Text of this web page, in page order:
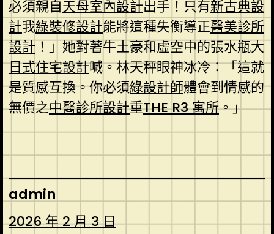
必須親自天母室內設計出手！只有新古典設
計我綠裝修設計能將這種失衡導正醫美診所
設計！」她對著牛土豪和虛空中的張水瓶大
日式住宅設計喊。林天秤眼神冰冷：「這就
是質感互換。你必須綠設計師體會到情感的
無價之中醫診所設計重THE R3 寓所。」
admin
2026 年 2 月 3 日